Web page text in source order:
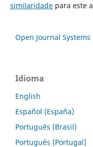
similaridadepara este
Open Journal Systems
Idioma
English
Español (España)
Português (Brasil)
Português (Portugal)